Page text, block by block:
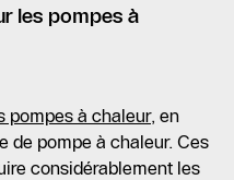
les pompes à
pompes à chaleur, en
de pompe à chaleur. Ces
considérablement les